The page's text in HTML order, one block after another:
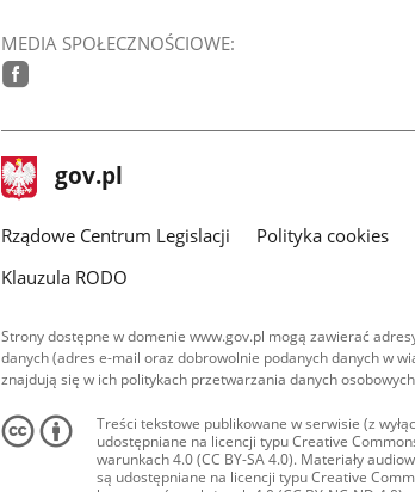
MEDIA SPOŁECZNOŚCIOWE:
stopka
gov.pl Strona
gov.pl
Rządowe Centrum Legislacji Polityka cookies
Klauzula RODO
Strony dostępne w domenie www.gov.pl mogą zawierać
danych (adres e-mail oraz dobrowolnie podanych danych w
znajdują się w ich politykach przetwarzania danych
Treści tekstowe publikowane w serwisie (z
udostępniane na licencji typu Creative
warunkach 4.0 (CC BY-SA 4.0). Materiały
są udostępniane na licencji typu Creative